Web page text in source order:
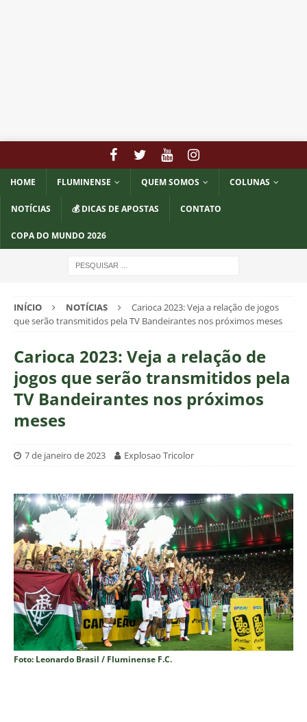
HOME FLUMINENSE QUEM SOMOS COLUNAS
NOTÍCIAS 💰 DICAS DE APOSTAS CONTATO
COPA DO MUNDO 2026
INÍCIO NOTÍCIAS
Carioca 2023: Veja a relação de jogos
que serão transmitidos pela TV Bandeirantes nos próximos meses
Carioca 2023: Veja a relação de
jogos que serão transmitidos pela
TV Bandeirantes nos próximos
meses
7 de janeiro de 2023 Explosao Tricolor
Foto: Leonardo Brasil / Fluminense F.C.